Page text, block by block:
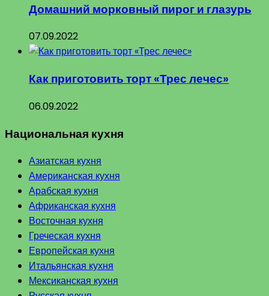
Домашний морковный пирог и глазурь
07.09.2022
Как приготовить торт «Трес лечес»
06.09.2022
Национальная кухня
Азиатская кухня
Американская кухня
Арабская кухня
Африканская кухня
Восточная кухня
Греческая кухня
Европейская кухня
Итальянская кухня
Мексиканская кухня